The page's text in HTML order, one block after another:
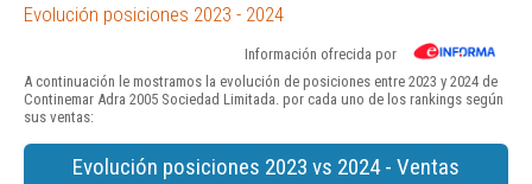
Evolución posiciones 2023 - 2024
Información ofrecida por
A continuación le mostramos la evolución de posiciones entre 2023 y 2024 de
Continemar Adra 2005 Sociedad Limitada. por cada uno de los rankings según
sus ventas:
Evolución posiciones 2023 vs 2024 - Ventas